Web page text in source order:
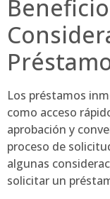
Los préstamos
como acceso
aprobación y
proceso de
algunas
solicitar un